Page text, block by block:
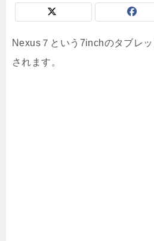
Nexus７という7inchのタブレ
されます。